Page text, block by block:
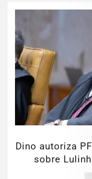
Dino autoriza
sobre